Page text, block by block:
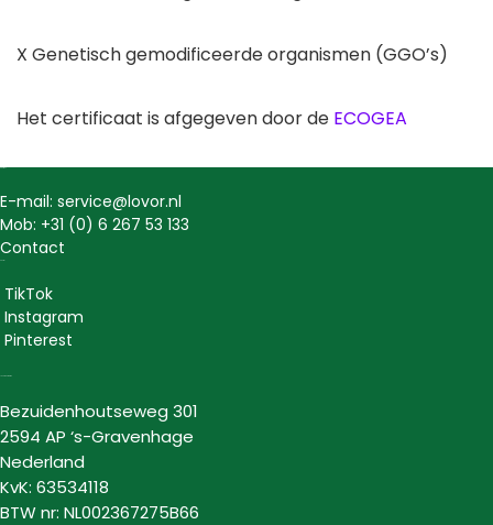
X Genetisch gemodificeerde organismen (GGO’s)
Het certificaat is afgegeven door de ECOGEA
E-mail: service@lovor.nl
Mob: +31 (0) 6 267 53 133
Contact
TikTok
Instagram
Pinterest
Bezuidenhoutseweg 301
2594 AP ‘s-Gravenhage
Nederland
KvK: 63534118
BTW nr: NL002367275B66